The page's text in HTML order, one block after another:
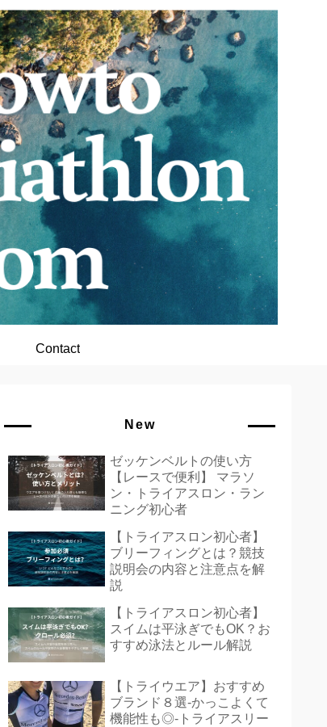
Contact
New
ゼッケンベルトの使い方
【レースで便利】 マラソ
ン・トライアスロン・ラン
ニング初心者
【トライアスロン初心者】
ブリーフィングとは？競技
説明会の内容と注意点を解
説
【トライアスロン初心者】
スイムは平泳ぎでもOK？お
すすめ泳法とルール解説
【トライウエア】おすすめ
ブランド８選-かっこよくて
機能性も◎-トライアスリー